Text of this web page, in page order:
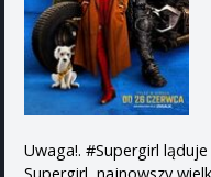
Uwaga!. #Supergirl
Supergirl, najnowszy